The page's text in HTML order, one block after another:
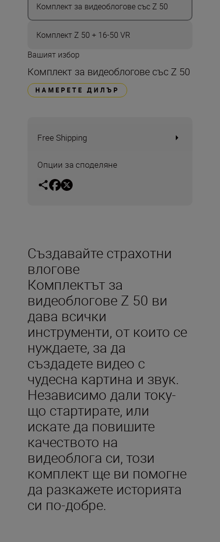
Комплект за видеоблогове със Z 50
Комплект Z 50 + 16-50 VR
Вашият избор
Комплект за видеоблогове със Z 50
НАМЕРЕТЕ ДИЛЪР
Free Shipping
Опции за споделяне
Създавайте страхотни
влогове
Комплектът за
видеоблогове Z 50 ви
дава всички
инструменти, от които се
нуждаете, за да
създадете видео с
чудесна картина и звук.
Независимо дали току-
що стартирате, или
искате да повишите
качеството на
видеоблога си, този
комплект ще ви помогне
да разкажете историята
си по-добре.